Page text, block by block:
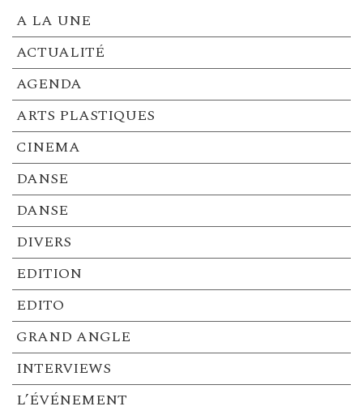
A LA UNE
ACTUALITÉ
AGENDA
ARTS PLASTIQUES
CINEMA
DANSE
DANSE
DIVERS
EDITION
EDITO
GRAND ANGLE
INTERVIEWS
L’ÉVÉNEMENT